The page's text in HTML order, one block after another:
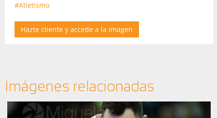
#Atletismo
Hazte cliente y accede a la imagen
Imágenes relacionadas